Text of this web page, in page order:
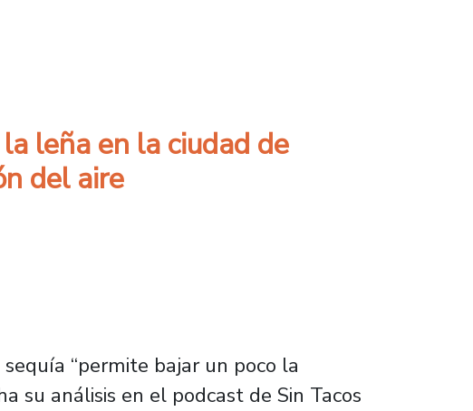
la reforma sobre la materia
leña en la ciudad de
del aire
“permite bajar un poco la
su análisis en el podcast de Sin Tacos